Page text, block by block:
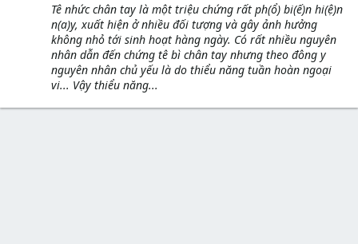
Tê nhức chân tay là một triệu chứng rất ph(ổ) bi(ế)n hi(ệ)n
n(a)y, xuất hiện ở nhiều đối tượng và gây ảnh hưởng
không nhỏ tới sinh hoạt hàng ngày. Có rất nhiều nguyên
nhân dẫn đến chứng tê bì chân tay nhưng theo đông y
nguyên nhân chủ yếu là do thiểu năng tuần hoàn ngoại
vi... Vậy thiểu năng...